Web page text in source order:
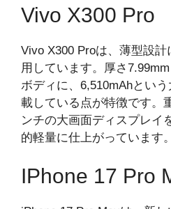
Vivo X300 Pro
Vivo X300 Proは、薄型設
用しています。厚さ
ボディに、6,510mAhとい
載している点が特徴です。
ンチの大画面ディスプレイ
的軽量に仕上がっています。
IPhone 17 Pro